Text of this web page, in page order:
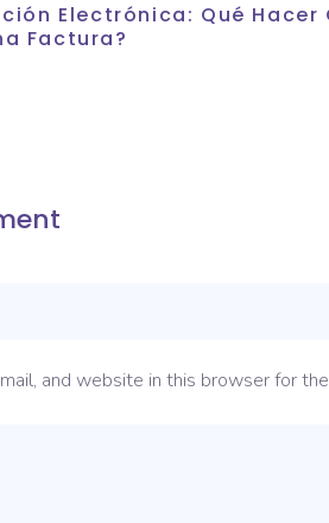
Electrónica: Qué Hacer
Factura?
and website in this browser for